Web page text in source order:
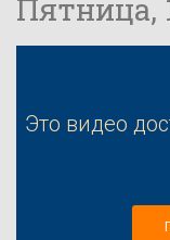
Пятница,
Это видео